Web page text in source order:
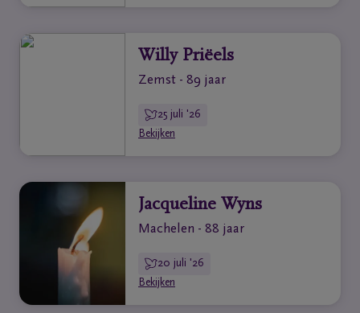
Willy Priëels
Zemst - 89 jaar
25 juli '26
Bekijken
Jacqueline Wyns
Machelen - 88 jaar
20 juli '26
Bekijken